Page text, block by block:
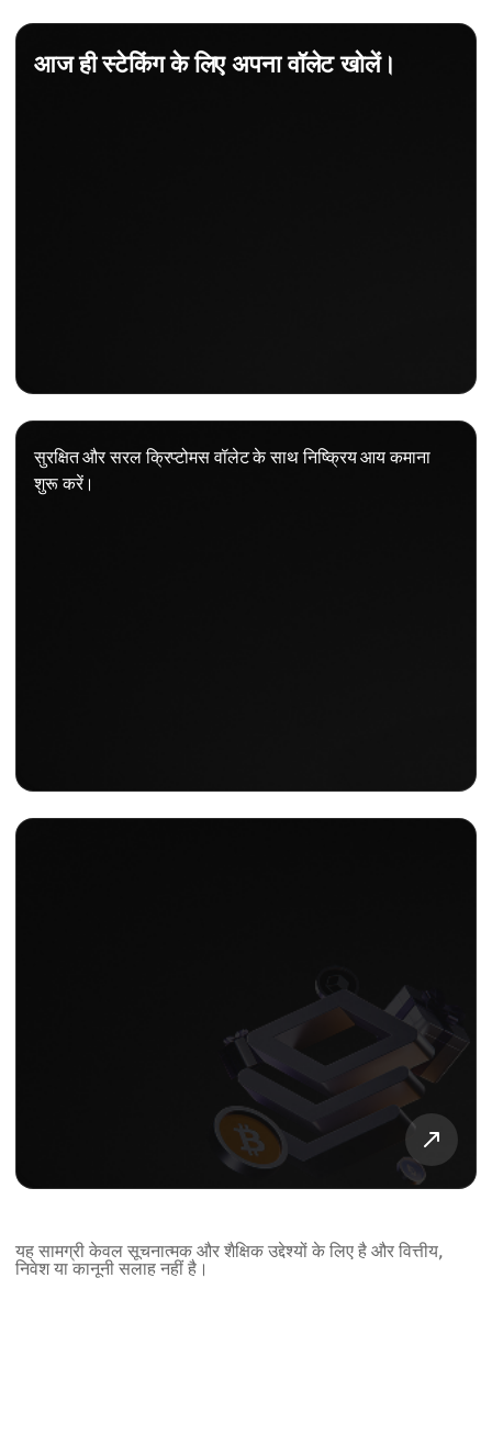
आज ही स्टेकिंग के लिए अपना वॉलेट खोलें।
सुरक्षित और सरल क्रिप्टोमस वॉलेट के साथ निष्क्रिय आय कमाना
शुरू करें।
यह सामग्री केवल सूचनात्मक और शैक्षिक उद्देश्यों के लिए है और वित्तीय,
निवेश या कानूनी सलाह नहीं है।